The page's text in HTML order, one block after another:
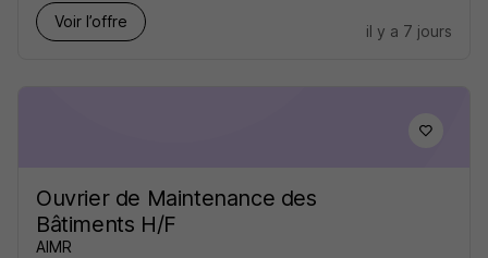
Voir l’offre
il y a 7 jours
Ouvrier de Maintenance des
Bâtiments H/F
AIMR